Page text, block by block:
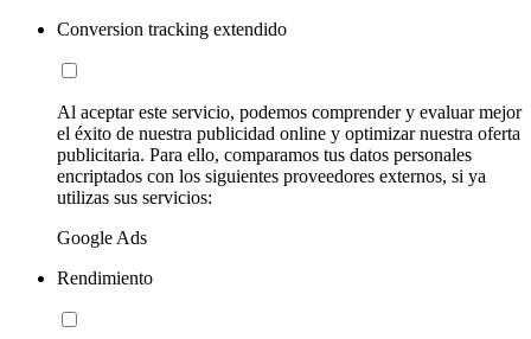
Conversion tracking extendido
Al aceptar este servicio, podemos comprender y evaluar mejor
el éxito de nuestra publicidad online y optimizar nuestra oferta
publicitaria. Para ello, comparamos tus datos personales
encriptados con los siguientes proveedores externos, si ya
utilizas sus servicios:
Google Ads
Rendimiento